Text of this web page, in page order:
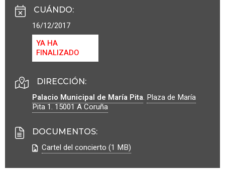
CUÁNDO:
16/12/2017
YA HA
FINALIZADO
DIRECCIÓN:
Palacio Municipal de María Pita. Plaza de María
Pita 1.15001A Coruña
DOCUMENTOS:
Cartel del concierto (1 MB)